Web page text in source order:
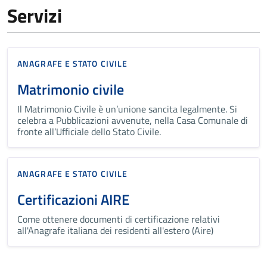
Servizi
ANAGRAFE E STATO CIVILE
Matrimonio civile
Il Matrimonio Civile è un’unione sancita legalmente. Si
celebra a Pubblicazioni avvenute, nella Casa Comunale di
fronte all’Ufficiale dello Stato Civile.
ANAGRAFE E STATO CIVILE
Certificazioni AIRE
Come ottenere documenti di certificazione relativi
all'Anagrafe italiana dei residenti all'estero (Aire)